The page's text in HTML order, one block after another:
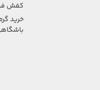
کفش
خرید